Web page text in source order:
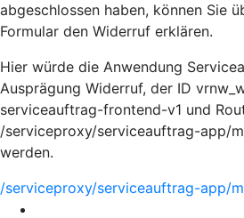
abgeschlossen haben, können Sie
Formular den Widerruf erklären.
Hier würde die Anwendung
Ausprägung Widerruf, der ID
serviceauftrag-frontend-v1 und
/serviceproxy/serviceauftrag-app/
werden.
/serviceproxy/serviceauftrag-app/